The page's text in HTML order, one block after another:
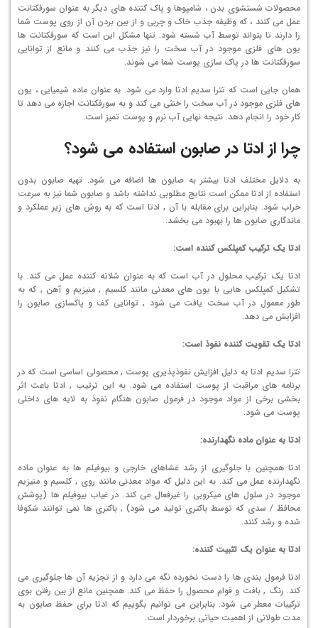
محصولات شستشوی بدن ، شامپوها و پاک کننده های دیگر به عنوان سورفکتانت
عمل می کنند ، که وظیفه جذب خاک و چربی و از بین بردن آن از روی پوست شما
را دارند تا بتواند توسط آب شسته شود. تنها مشکل این است که سورفکتانت ها
یون های فلزی موجود در آب سخت را نیز جذب می کنند و مانع از توانایی
سورفکتانت ها در پاک سازی پوست شما می شوند.
همان جایی است که تترا سدیم ادتا وارد می شود. به عنوان ماده شیمیایی ، یون
های فلزی موجود در آب سخت را خنثی می کند و به سورفکتانت اجازه می دهد تا
کار خود را انجام دهد. نتیجه نهایی آب نرم و پوست تمیز است.
چرا از ادتا در صابون استفاده می شود؟
به دلایل مختلف ادتا بیشتر به صابون ها اضافه می شود. تهیه صابون بدون
استفاده از ادتا ممکن است نتایج مطلوبی نداشته باشد و صابون شما نیز به سرعت
خراب شود. بنابراین برای مقابله با آن , ادتا است که به روش های زیر عملکرد و
ماندگاری صابون ها را بهبود می بخشد:
ادتا یک ترکیب کمپلکس کننده است:
ادتا یک ترکیب محلول در آب است که به عنوان شلاته کننده عمل می کند. با
تشکیل کمپلکس هایی با یون های معدنی مانند کلسیم , منیزیم و آهن , که به
طور معمول در آب سخت یافت می شود , توانایی کف و پاکسازی صابون را
افزایش می دهد.
ادتا یک تقویت کننده نفوذ است:
تترا سدیم ادتا به دلیل افزایش نفوذپذیری پوست , محصولی اساسی است که در
برنامه های مراقبت از پوست استفاده می شود. به این ترتیب , ادتا باعث اثر
بخشی برخی از مواد موجود در فرمول صابون هنگام نفوذ به لایه های داخلی
پوست می شود.
ادتا به عنوان ماده نگهدارنده:
ادتا همچنین با جلوگیری از رشد غشاهای خارجی و بیوفیلم ها به عنوان ماده
نگهدارنده عمل می کند. به این دلیل که مواد معدنی مانند روی , کلسیم و منیزیم
موجود در سلول های میکروبی را غیرفعال می کند. در غیاب بیوفیلم ها (پوشش
محافظ / سدی که توسط باکتری تولید می شود) , باکتری ها نمی توانند شکوفا
شده و رشد کنند.
ادتا به عنوان یک تثبیت کننده:
ادتا فرمول بندی ها را دست نخورده نگه می دارد و از تجزیه آن ها جلوگیری می
کند. رنگ , بافت و قوام محصول را حفظ می کند. همچنین مانع از بین رفتن بوی
ترکیبات معطر می شود. بنابراین می توانیم بگوییم که ادتا برای حفظ صابون به
مدت طولانی از اهمیت حیاتی برخوردار است.